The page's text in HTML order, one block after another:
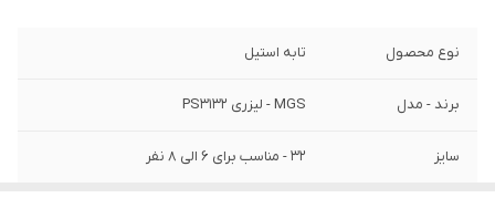
نوع محصول تابه استیل
برند - مدل MGS - لیزری PS3132
سایز 32 - مناسب برای 6 الی 8 نفر